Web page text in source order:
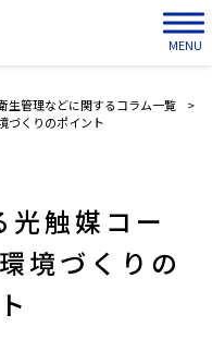
MENU
生管理などに関するコラム一覧
>
づくりのポイント
光触媒コー
境づくりの